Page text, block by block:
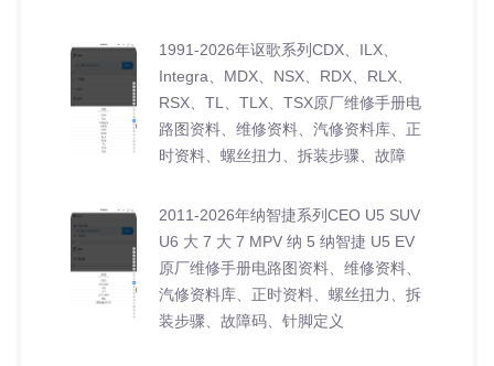
1991-2026年讴歌系列CDX、ILX、
Integra、MDX、NSX、RDX、RLX、
RSX、TL、TLX、TSX原厂维修手册电
路图资料、维修资料、汽修资料库、正
时资料、螺丝扭力、拆装步骤、故障
2011-2026年纳智捷系列CEO U5 SUV
U6 大 7 大 7 MPV 纳 5 纳智捷 U5 EV
原厂维修手册电路图资料、维修资料、
汽修资料库、正时资料、螺丝扭力、拆
装步骤、故障码、针脚定义